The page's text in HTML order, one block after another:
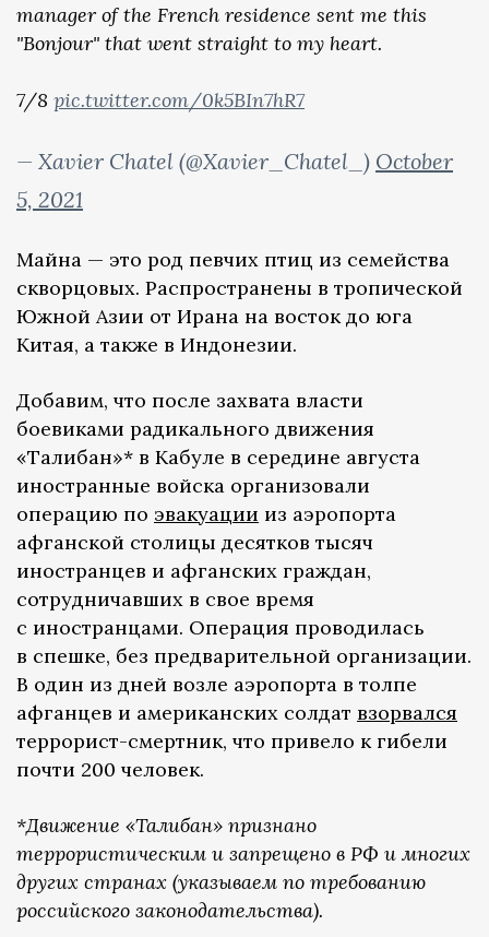
manager of the French residence sent me this
"Bonjour" that went straight to my heart.
7/8 pic.twitter.com/0k5BIn7hR7
— Xavier Chatel (@Xavier_Chatel_) October
5, 2021
Майна — это род певчих птиц из семейства
скворцовых. Распространены в тропической
Южной Азии от Ирана на восток до юга
Китая, а также в Индонезии.
Добавим, что после захвата власти
боевиками радикального движения
«Талибан»* в Кабуле в середине августа
иностранные войска организовали
операцию по эвакуации из аэропорта
афганской столицы десятков тысяч
иностранцев и афганских граждан,
сотрудничавших в свое время
с иностранцами. Операция проводилась
в спешке, без предварительной организации.
В один из дней возле аэропорта в толпе
афганцев и американских солдат взорвался
террорист-смертник, что привело к гибели
почти 200 человек.
*Движение «Талибан» признано
террористическим и запрещено в РФ и многих
других странах (указываем по требованию
российского законодательства).